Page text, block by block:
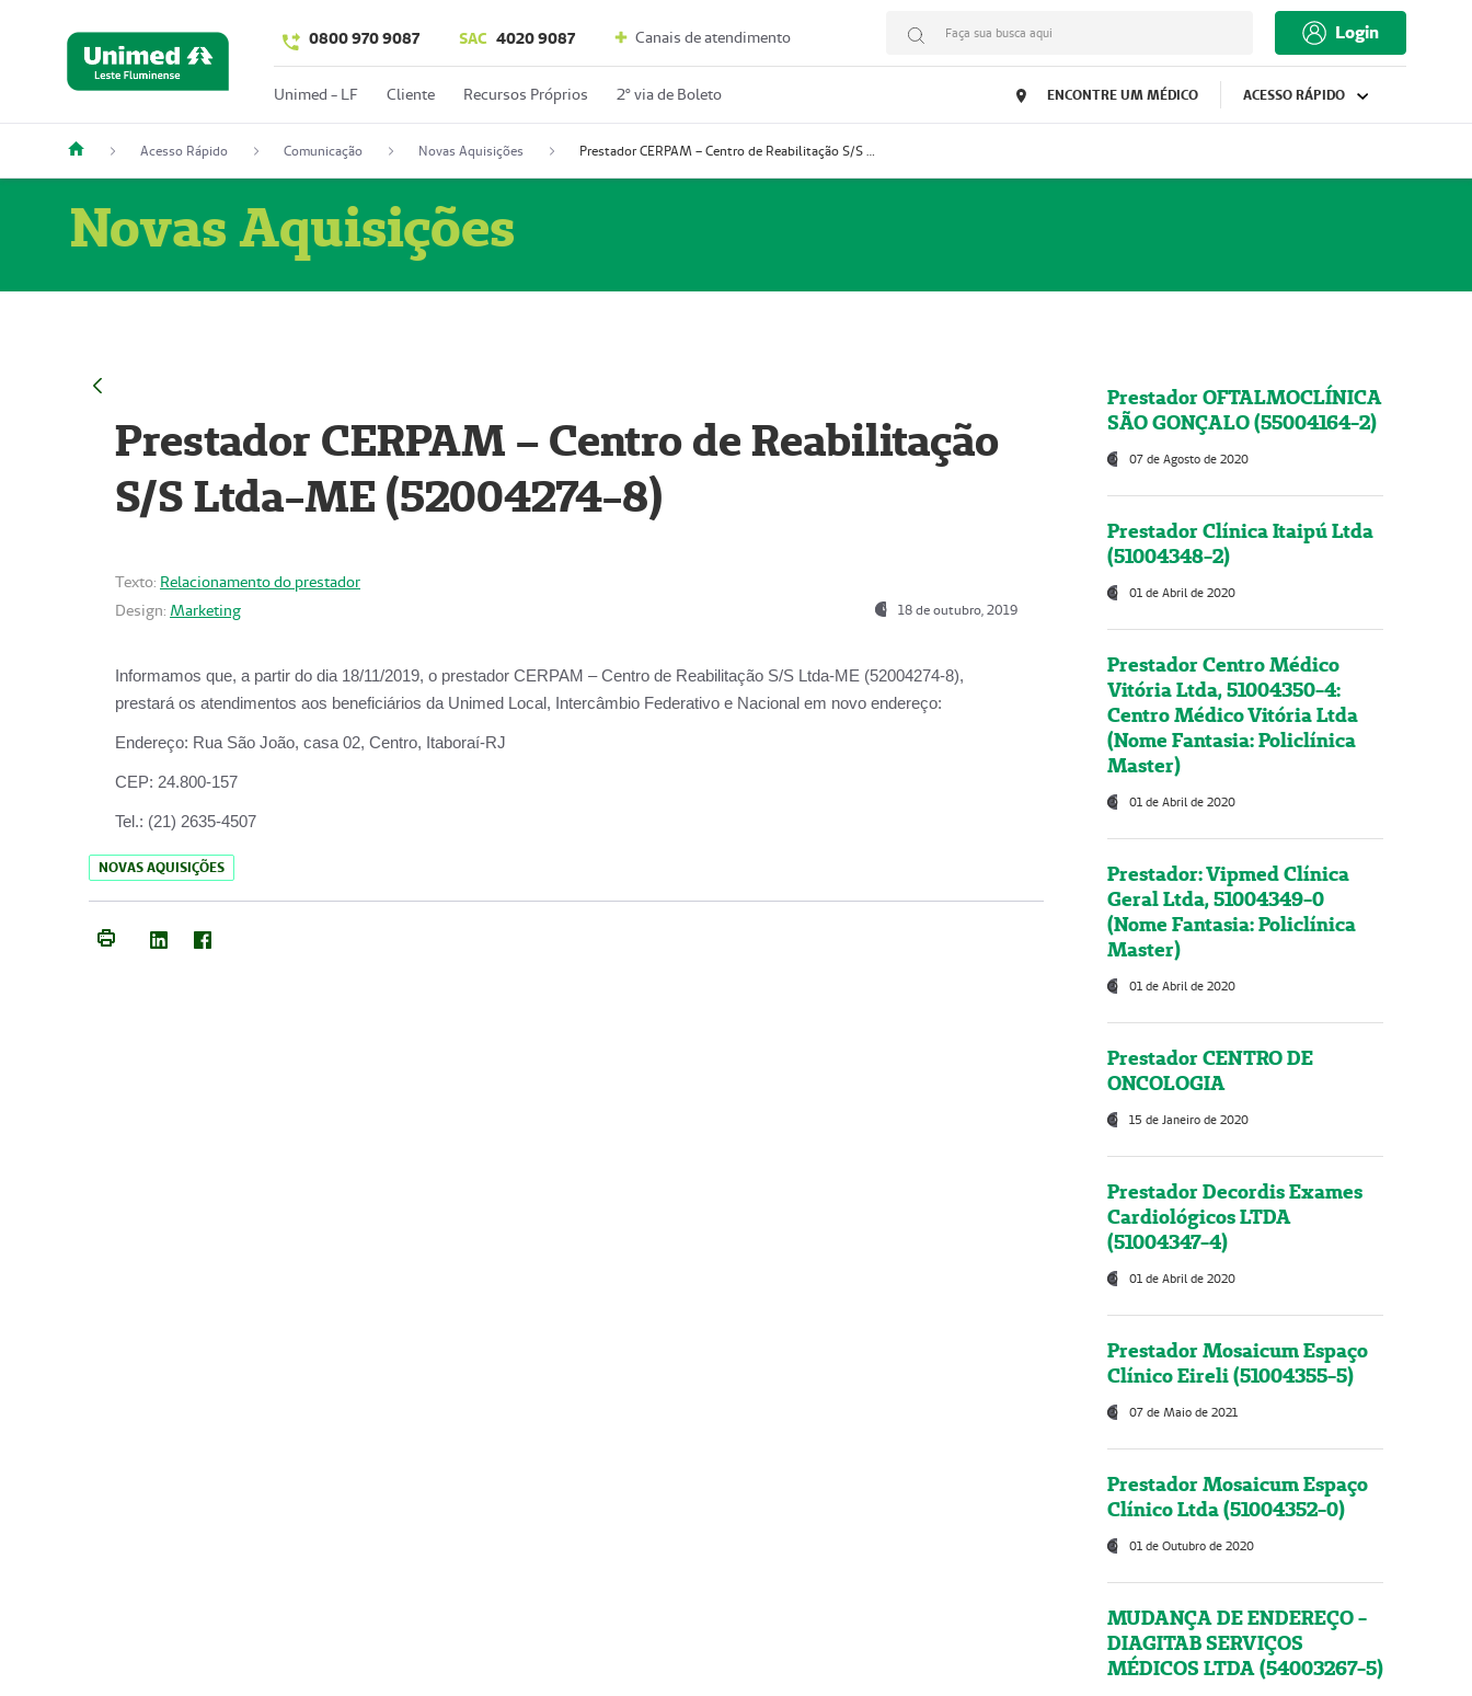
0800 970 9087 SAC 4020 9087 Canais de atendimento Faça sua busca aqui Login
Unimed - LF Cliente Recursos Próprios 2º via de Boleto ENCONTRE UM MÉDICO ACESSO RÁPIDO
Acesso Rápido Comunicação Novas Aquisições Prestador CERPAM – Centro de Reabilitação S/S Ltda-ME (52004274-8)
Novas Aquisições
Prestador CERPAM – Centro de Reabilitação
S/S Ltda-ME (52004274-8)
Texto: Relacionamento do prestador
Design: Marketing 18 de outubro, 2019
Informamos que, a partir do dia 18/11/2019, o prestador CERPAM – Centro de Reabilitação S/S Ltda-ME (52004274-8),
prestará os atendimentos aos beneficiários da Unimed Local, Intercâmbio Federativo e Nacional em novo endereço:
Endereço: Rua São João, casa 02, Centro, Itaboraí-RJ
CEP: 24.800-157
Tel.: (21) 2635-4507
NOVAS AQUISIÇÕES
Prestador OFTALMOCLÍNICA
SÃO GONÇALO (55004164-2)
07 de Agosto de 2020
Prestador Clínica Itaipú Ltda
(51004348-2)
01 de Abril de 2020
Prestador Centro Médico
Vitória Ltda, 51004350-4:
Centro Médico Vitória Ltda
(Nome Fantasia: Policlínica
Master)
01 de Abril de 2020
Prestador: Vipmed Clínica
Geral Ltda, 51004349-0
(Nome Fantasia: Policlínica
Master)
01 de Abril de 2020
Prestador CENTRO DE
ONCOLOGIA
15 de Janeiro de 2020
Prestador Decordis Exames
Cardiológicos LTDA
(51004347-4)
01 de Abril de 2020
Prestador Mosaicum Espaço
Clínico Eireli (51004355-5)
07 de Maio de 2021
Prestador Mosaicum Espaço
Clínico Ltda (51004352-0)
01 de Outubro de 2020
MUDANÇA DE ENDEREÇO -
DIAGITAB SERVIÇOS
MÉDICOS LTDA (54003267-5)